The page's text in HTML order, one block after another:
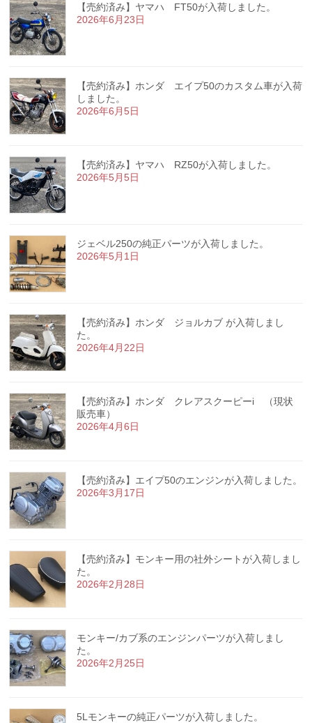
【売約済み】ヤマハ FT50が入荷しました。
2026年6月23日
【売約済み】ホンダ エイプ50のカスタム車が入荷
しました。
2026年6月5日
【売約済み】ヤマハ RZ50が入荷しました。
2026年5月5日
ジェベル250の純正パーツが入荷しました。
2026年5月1日
【売約済み】ホンダ ジョルカブ が入荷しまし
た。
2026年4月22日
【売約済み】ホンダ クレアスクーピーi （現状
販売車）
2026年4月6日
【売約済み】エイプ50のエンジンが入荷しました。
2026年3月17日
【売約済み】モンキー用の社外シートが入荷しまし
た。
2026年2月28日
モンキー/カブ系のエンジンパーツが入荷しまし
た。
2026年2月25日
5Lモンキーの純正パーツが入荷しました。